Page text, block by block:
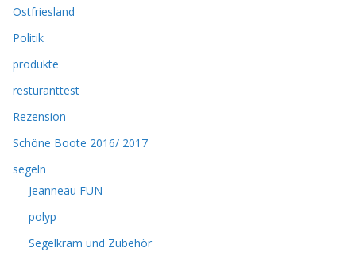
Ostfriesland
Politik
produkte
resturanttest
Rezension
Schöne Boote 2016/ 2017
segeln
Jeanneau FUN
polyp
Segelkram und Zubehör